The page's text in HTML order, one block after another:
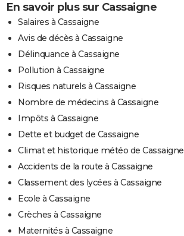
En savoir plus sur Cassaigne
Salaires à Cassaigne
Avis de décès à Cassaigne
Délinquance à Cassaigne
Pollution à Cassaigne
Risques naturels à Cassaigne
Nombre de médecins à Cassaigne
Impôts à Cassaigne
Dette et budget de Cassaigne
Climat et historique météo de Cassaigne
Accidents de la route à Cassaigne
Classement des lycées à Cassaigne
Ecole à Cassaigne
Crèches à Cassaigne
Maternités à Cassaigne